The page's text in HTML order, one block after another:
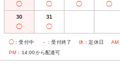
◯ ◯ ◯ ◯
30
◯
31
◯
◯ ：受付中 － ：受付終了 休 ：定休日 AM
PM ：14:00から配達可